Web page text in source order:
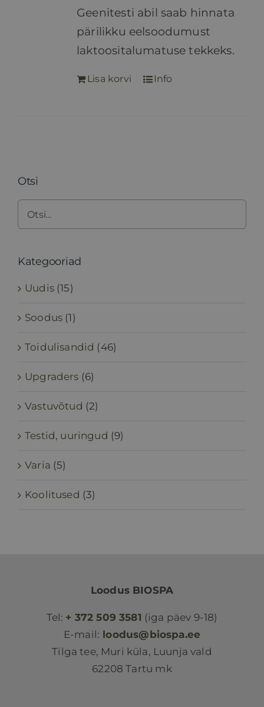
Geenitesti abil saab hinnata
pärilikku eelsoodumust
laktoositalumatuse tekkeks.
Lisa korvi Info
Otsi
Kategooriad
Uudis (15)
Soodus (1)
Toidulisandid (46)
Upgraders (6)
Vastuvõtud (2)
Testid, uuringud (9)
Varia (5)
Koolitused (3)
Loodus BIOSPA
Tel: + 372 509 3581 (iga päev 9-18)
E-mail: loodus@biospa.ee
Tilga tee, Muri küla, Luunja vald
62208 Tartu mk